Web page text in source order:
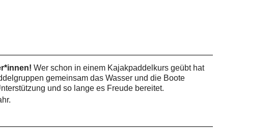
Wer schon in einem Kajakpaddelkurs geübt hat
gemeinsam das Wasser und die Boote
und so lange es Freude bereitet.